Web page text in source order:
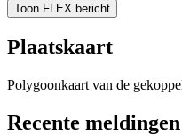
Toon FLEX bericht
Plaatskaart
Polygoonkaart van de
Recente